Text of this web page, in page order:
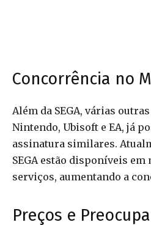
Concorrência no
Além da SEGA, várias
Nintendo, Ubisoft e EA, já
assinatura similares.
SEGA estão disponíveis em
serviços, aumentando a
Preços e